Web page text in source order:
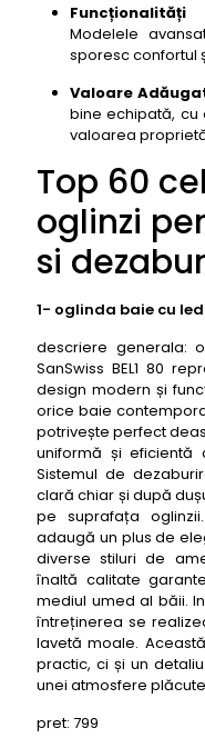
Modelele
sporesc confortul
Valoare
bine echipată,
valoarea
Top 60
oglinzi
si
1- oglinda baie cu led
descriere generala:
SanSwiss BEL1 80
design modern și
orice baie
potrivește perfect
uniformă și eficientă
Sistemul de
clară chiar și după
pe suprafața
adaugă un plus de
diverse stiluri de
înaltă calitate
mediul umed al băii.
întreținerea se
lavetă moale.
practic, ci și un
unei atmosfere
pret: 799